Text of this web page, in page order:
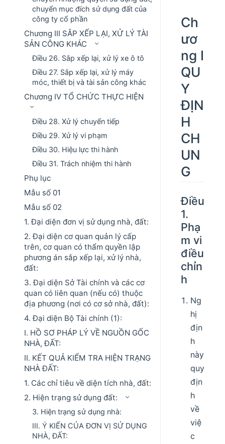
chuyển mục đích sử dụng đất của
công ty cổ phần
Chương III SẮP XẾP LẠI, XỬ LÝ TÀI
SẢN CÔNG KHÁC
Điều 26. Sắp xếp lại, xử lý xe ô tô
Điều 27. Sắp xếp lại, xử lý máy
móc, thiết bị và tài sản công khác
Chương IV TỔ CHỨC THỰC HIỆN
Điều 28. Xử lý chuyển tiếp
Điều 29. Xử lý vi phạm
Điều 30. Hiệu lực thi hành
Điều 31. Trách nhiệm thi hành
Phụ lục
Mẫu số 01
Mẫu số 02
1. Đại diện đơn vị sử dụng nhà, đất:
2. Đại diện cơ quan quản lý cấp
trên, cơ quan có thẩm quyền lập
phương án sắp xếp lại, xử lý nhà,
đất:
3. Đại diện Sở Tài chính và các cơ
quan có liên quan (nếu có) thuộc
địa phương (nơi có cơ sở nhà, đất):
4. Đại diện Bộ Tài chính (1):
I. HỒ SƠ PHÁP LÝ VỀ NGUỒN GỐC
NHÀ, ĐẤT:
II. KẾT QUẢ KIỂM TRA HIỆN TRẠNG
NHÀ ĐẤT:
1. Các chỉ tiêu về diện tích nhà, đất:
2. Hiện trạng sử dụng đất:
3. Hiện trạng sử dụng nhà:
III. Ý KIẾN CỦA ĐƠN VỊ SỬ DỤNG
NHÀ, ĐẤT:
Ch
ươ
ng I
QU
Y
ĐỊN
H
CH
UN
G
Điều
1.
Phạ
m vi
điều
chỉn
h
Ng
hị
địn
h
này
quy
địn
h
về
việ
c